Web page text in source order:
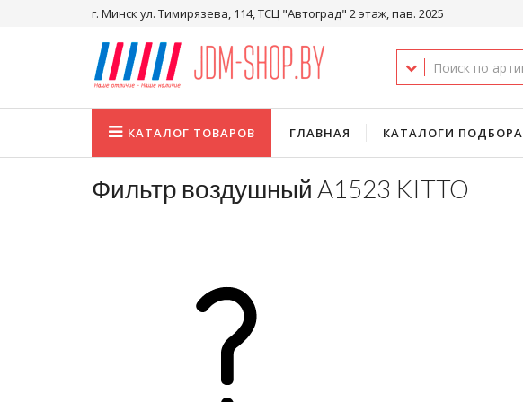
г. Минск ул. Тимирязева, 114, ТСЦ "Автоград" 2 этаж, пав. 2025
КАТАЛОГ ТОВАРОВ ГЛАВНАЯ КАТАЛОГИ ПОДБОРА
Фильтр воздушный A1523 KITTO